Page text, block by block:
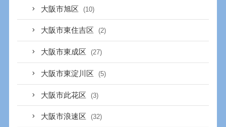
大阪市旭区 (10)
大阪市東住吉区 (2)
大阪市東成区 (27)
大阪市東淀川区 (5)
大阪市此花区 (3)
大阪市浪速区 (32)